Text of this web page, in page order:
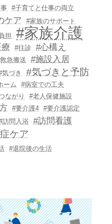
#子育てと仕事の両立
ケア
#家族のサポート
担 #家族介護
#往診 #心構え
急搬送 #施設入居
気づき #気づきと予防
ーム
#病室での工夫
ながり
#老人保健施設
#要介護4 #要介護認定
訪問入浴 #訪問看護
ケア
#退院後の生活